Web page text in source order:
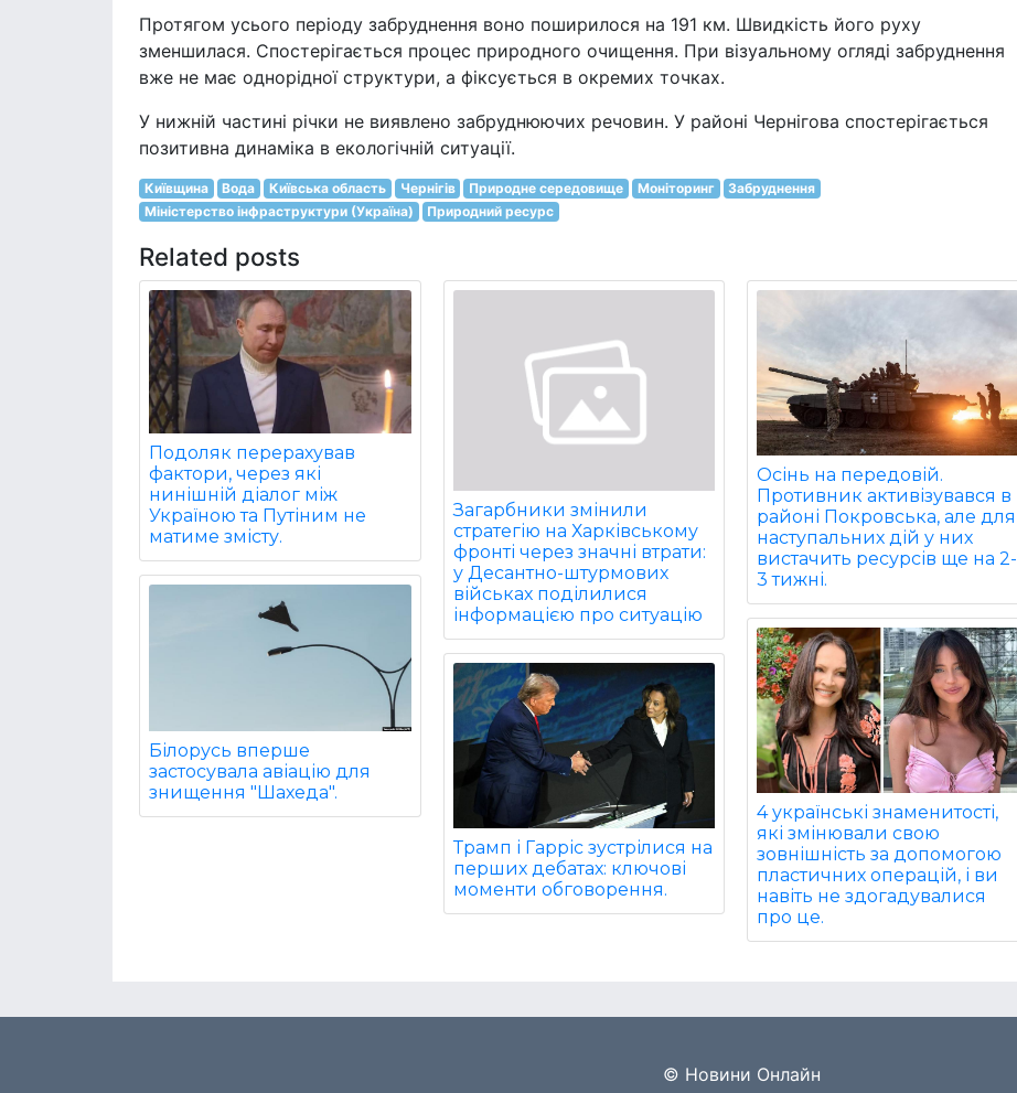
Протягом усього періоду забруднення воно поширилося на 191 км. Швидкість його руху
зменшилася. Спостерігається процес природного очищення. При візуальному огляді забруднення
вже не має однорідної структури, а фіксується в окремих точках.
У нижній частині річки не виявлено забруднюючих речовин. У районі Чернігова спостерігається
позитивна динаміка в екологічній ситуації.
Київщина Вода Київська область Чернігів Природне середовище Моніторинг
Забруднення
Міністерство інфраструктури (Україна)
Природний ресурс
Related posts
Подоляк перерахував
фактори, через які
нинішній діалог між
Україною та Путіним не
матиме змісту.
Білорусь вперше
застосувала авіацію для
знищення "Шахеда".
Загарбники змінили
стратегію на Харківському
фронті через значні втрати:
у Десантно-штурмових
військах поділилися
інформацією про ситуацію
Трамп і Гарріс зустрілися на
перших дебатах: ключові
моменти обговорення.
Осінь на передовій.
Противник активізувався в
районі Покровська, але для
наступальних дій у них
вистачить ресурсів ще на 2-
3 тижні.
4 українські знаменитості,
які змінювали свою
зовнішність за допомогою
пластичних операцій, і ви
навіть не здогадувалися
про це.
© Новини Онлайн